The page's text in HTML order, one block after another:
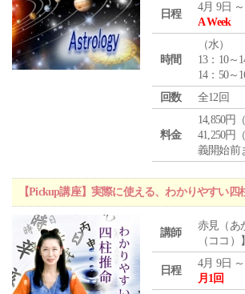
日程
4月 9日
A Week
時間
（水）
13：10～
14：50～
回数
全12回
料金
14,850円
41,250円
義開始前
【Pickup講座】実際に使える、わかりやすい四
講師
赤見（あ
（ココ）】
日程
4月 9日
月1回